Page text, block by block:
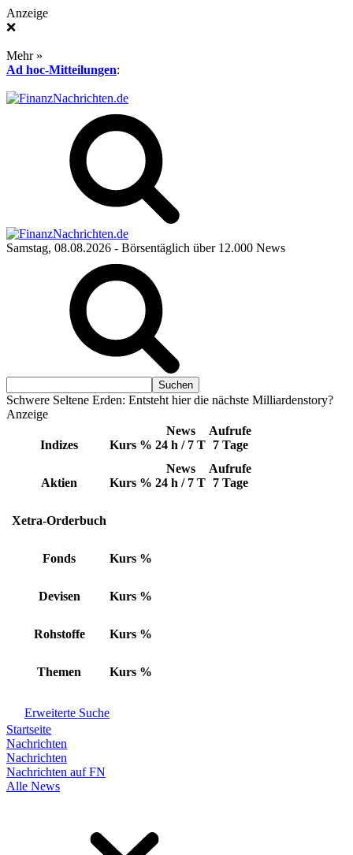
Anzeige
❌
Mehr »
Ad hoc-Mitteilungen:
Samstag, 08.08.2026 - Börsentäglich über 12.000 News
Schwere Seltene Erden: Entsteht hier die nächste Milliardenstory?
Anzeige
Indizes Kurs %
News
24 h / 7 T
Aufrufe
7 Tage
Aktien Kurs %
News
24 h / 7 T
Aufrufe
7 Tage
Xetra-Orderbuch
Fonds Kurs %
Devisen Kurs %
Rohstoffe Kurs %
Themen Kurs %
Erweiterte Suche
Startseite
Nachrichten
Nachrichten
Nachrichten auf FN
Alle News